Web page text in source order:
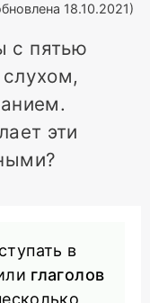
18.10.2021)
с пятью
эти
в
глаголов